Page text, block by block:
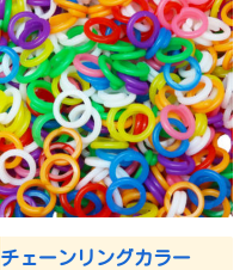
チェーンリングカラー